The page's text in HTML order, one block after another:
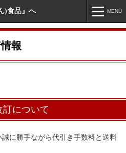
)食品』へ MENU
MENU
情報
について
に勝手ながら代引き手数料と送料